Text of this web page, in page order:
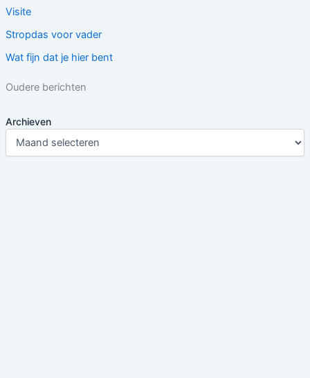
Visite
Stropdas voor vader
Wat fijn dat je hier bent
Oudere berichten
Archieven